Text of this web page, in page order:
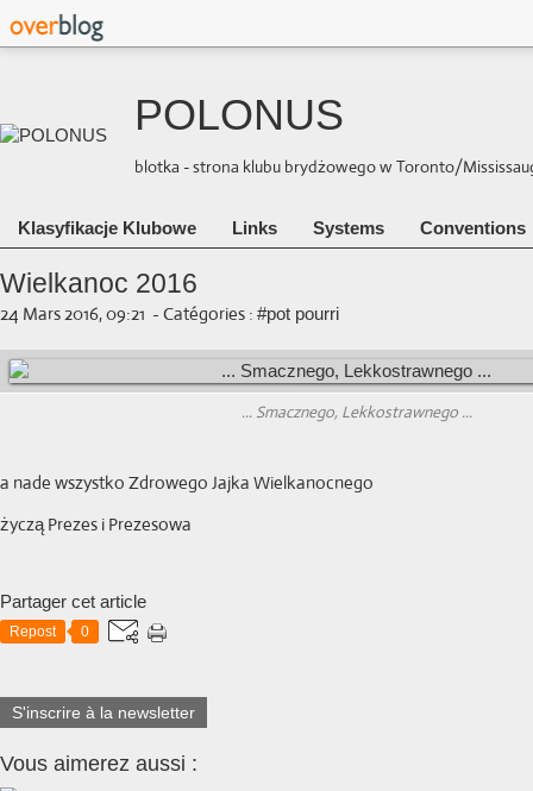
POLONUS
blotka - strona klubu brydżowego w Toronto/
Klasyfikacje Klubowe Links Systems Conventions
Wielkanoc 2016
24 Mars 2016, 09:21 - Catégories : #pot pourri
... Smacznego, Lekkostrawnego ...
a nade wszystko Zdrowego Jajka Wielkanocnego
życzą Prezes i Prezesowa
Partager cet article
Repost 0
S'inscrire à la newsletter
Vous aimerez aussi :